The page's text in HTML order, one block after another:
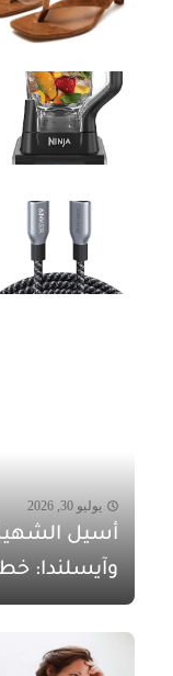
يوليو 30, 2026
أسيل
وآيسلندا: